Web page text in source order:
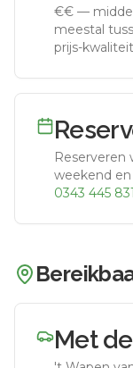
€€ —
meestal
prijs-
Reserveren
weekend
0343 445 831
Met